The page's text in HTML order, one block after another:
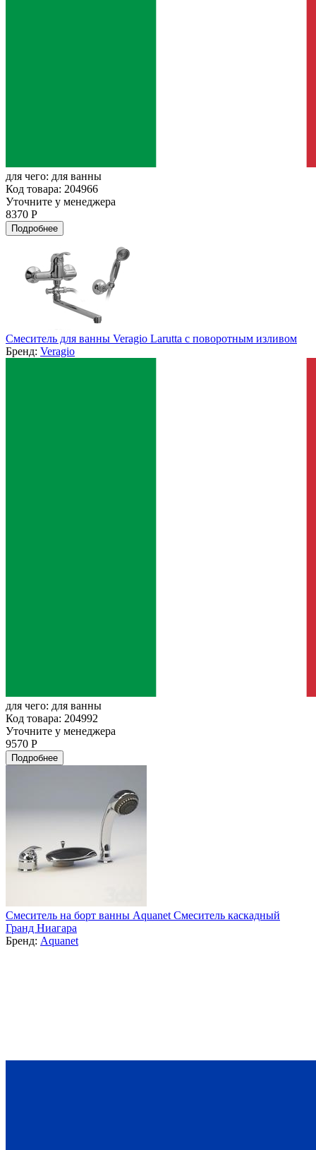
для чего: для ванны
Код товара: 204966
Уточните у менеджера
8370 Р
Подробнее
Смеситель для ванны Veragio Larutta с поворотным изливом
Бренд: Veragio
для чего: для ванны
Код товара: 204992
Уточните у менеджера
9570 Р
Подробнее
Смеситель на борт ванны Aquanet Смеситель каскадный
Гранд Ниагара
Бренд: Aquanet